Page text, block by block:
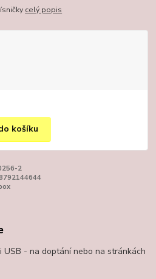
celý popis
košíku
2
USB - na doptání nebo na stránkách